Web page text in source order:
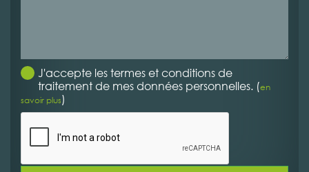
J'accepte les termes et conditions de
traitement de mes données personnelles. (en
savoir plus)